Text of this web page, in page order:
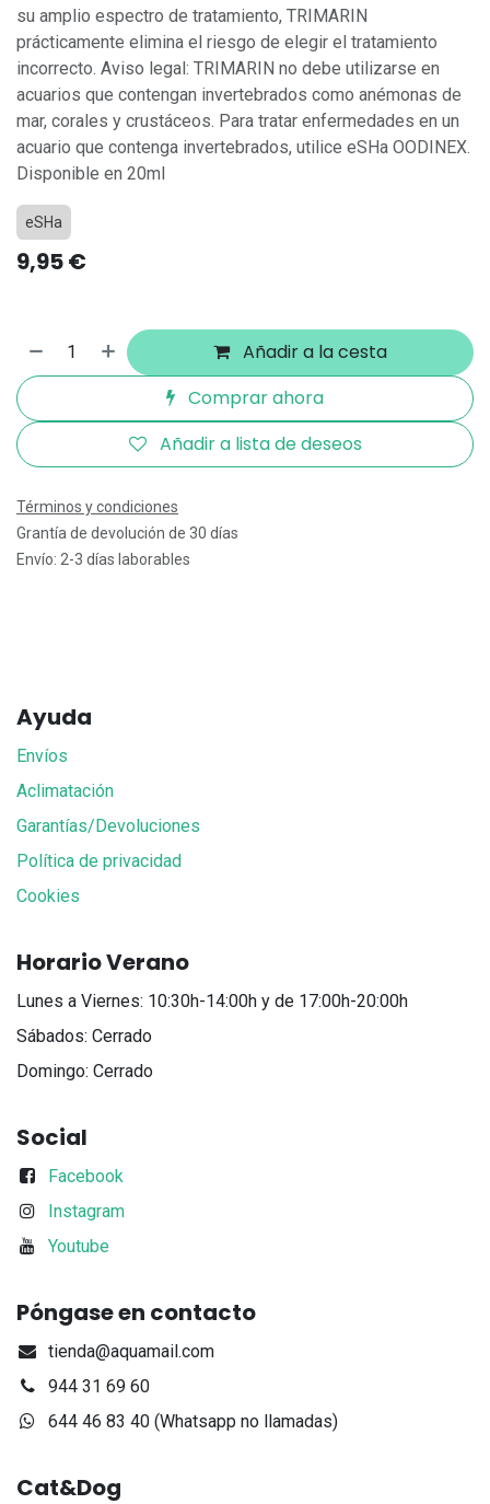
su amplio espectro de tratamiento, TRIMARIN
prácticamente elimina el riesgo de elegir el tratamiento
incorrecto. Aviso legal: TRIMARIN no debe utilizarse en
acuarios que contengan invertebrados como anémonas de
mar, corales y crustáceos. Para tratar enfermedades en un
acuario que contenga invertebrados, utilice eSHa OODINEX.
Disponible en 20ml
eSHa
9,95€
Añadir a la cesta
Comprar ahora
Añadir a lista de deseos
Términos y condiciones
Grantía de devolución de 30 días
Envío: 2-3 días laborables
Ayuda
Envíos
Aclimatación
Garantías/Devoluciones
Política de privacidad
Cookies
Horario Verano
Lunes a Viernes: 10:30h-14:00h y de 17:00h-20:00h
Sábados: Cerrado
Domingo: Cerrado
Social
Facebook
Instagram
Youtube
Póngase en contacto
tienda@aquamail.com
944 31 69 60
644 46 83 40 (Whatsapp no llamadas)
Cat&Dog